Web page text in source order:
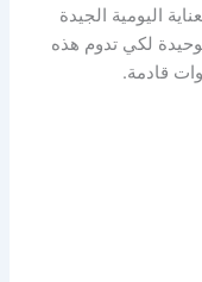
اليومية الجيدة
لكي تدوم هذه
قادمة.